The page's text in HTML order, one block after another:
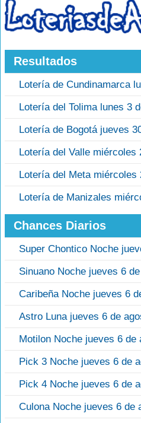
Resultados
Lotería de Cundinamarca
Lotería del Tolima lunes 3
Lotería de Bogotá jueves
Lotería del Valle miércoles
Lotería del Meta miércoles
Lotería de Manizales
Chances Diarios
Super Chontico Noche
Sinuano Noche jueves 6
Caribeña Noche jueves 6
Astro Luna jueves 6 de
Motilon Noche jueves 6 de
Pick 3 Noche jueves 6 de
Pick 4 Noche jueves 6 de
Culona Noche jueves 6 de